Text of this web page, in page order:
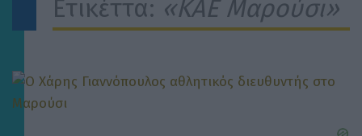
Ετικέττα: «ΚΑΕ Μαρούσι»